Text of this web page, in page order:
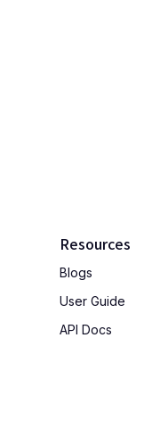
Resources
Blogs
User Guide
API Docs